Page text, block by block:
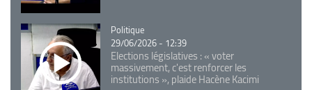
Catégorie
Politique
29/06/2026 - 12:39
Elections législatives : « voter
massivement, c'est renforcer les
institutions », plaide Hacène Kacimi